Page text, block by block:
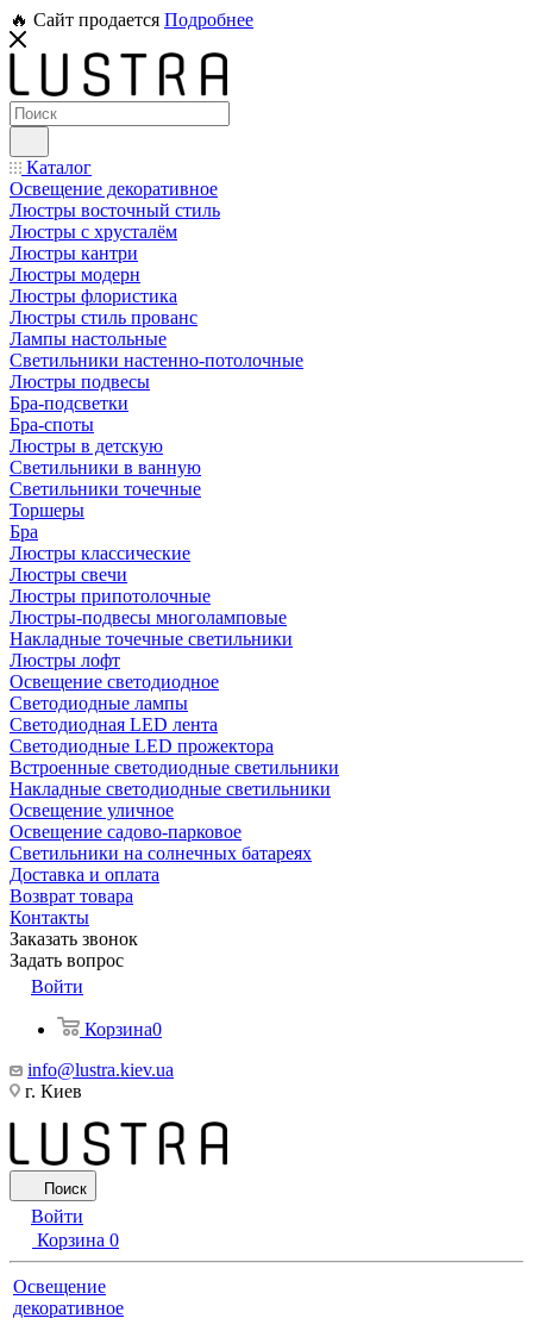
🔥 Сайт продается Подробнее
Каталог
Освещение декоративное
Люстры восточный стиль
Люстры с хрусталём
Люстры кантри
Люстры модерн
Люстры флористика
Люстры стиль прованс
Лампы настольные
Светильники настенно-потолочные
Люстры подвесы
Бра-подсветки
Бра-споты
Люстры в детскую
Светильники в ванную
Светильники точечные
Торшеры
Бра
Люстры классические
Люстры свечи
Люстры припотолочные
Люстры-подвесы многоламповые
Накладные точечные светильники
Люстры лофт
Освещение светодиодное
Светодиодные лампы
Светодиодная LED лента
Светодиодные LED прожектора
Встроенные светодиодные светильники
Накладные светодиодные светильники
Освещение уличное
Освещение садово-парковое
Светильники на солнечных батареях
Доставка и оплата
Возврат товара
Контакты
Заказать звонок
Задать вопрос
Войти
Корзина0
info@lustra.kiev.ua
г. Киев
Поиск
Войти
Корзина 0
Освещение
декоративное